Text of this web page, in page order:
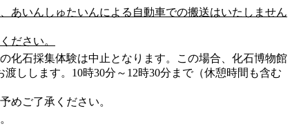
あいんしゅたいんによる自動車での搬送はいたしません
ださい。
化石採集体験は中止となります。この場合、化石博物館
しします。10時30分～12時30分まで（休憩時間も含む
めご了承ください。